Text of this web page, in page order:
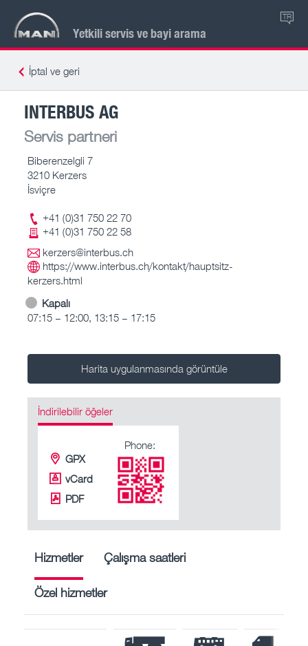
Yetkili servis ve bayi arama
TR
İptal ve geri
INTERBUS AG
Servis partneri
Biberenzelgli 7
3210 Kerzers
İsviçre
+41 (0)31 750 22 70
+41 (0)31 750 22 58
kerzers@interbus.ch
https://www.interbus.ch/kontakt/hauptsitz-
kerzers.html
Kapalı
07:15 – 12:00, 13:15 – 17:15
Harita uygulanmasında görüntüle
İndirilebilir öğeler
GPX
vCard
PDF
Phone:
Hizmetler Çalışma saatleri
Özel hizmetler